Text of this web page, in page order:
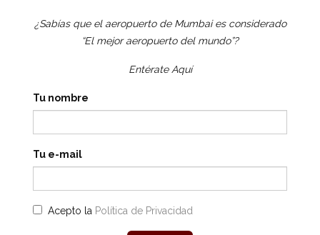
¿Sabías que el aeropuerto de Mumbai es considerado
“El mejor aeropuerto del mundo”?
Entérate Aquí
Tu nombre
Tu e-mail
Acepto la Política de Privacidad